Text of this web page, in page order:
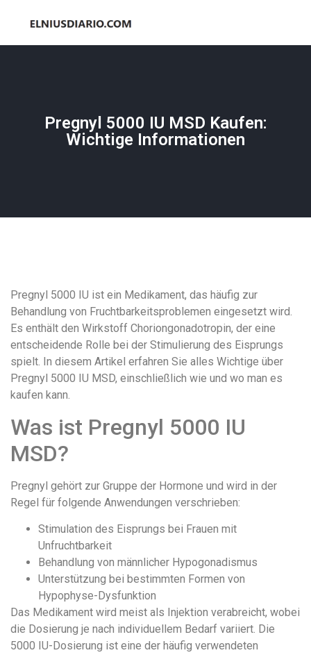
Pregnyl 5000 IU MSD Kaufen:
Wichtige Informationen
Pregnyl 5000 IU ist ein Medikament, das häufig zur
Behandlung von Fruchtbarkeitsproblemen eingesetzt wird.
Es enthält den Wirkstoff Choriongonadotropin, der eine
entscheidende Rolle bei der Stimulierung des Eisprungs
spielt. In diesem Artikel erfahren Sie alles Wichtige über
Pregnyl 5000 IU MSD, einschließlich wie und wo man es
kaufen kann.
Was ist Pregnyl 5000 IU
MSD?
Pregnyl gehört zur Gruppe der Hormone und wird in der
Regel für folgende Anwendungen verschrieben:
Stimulation des Eisprungs bei Frauen mit
Unfruchtbarkeit
Behandlung von männlicher Hypogonadismus
Unterstützung bei bestimmten Formen von
Hypophyse-Dysfunktion
Das Medikament wird meist als Injektion verabreicht, wobei
die Dosierung je nach individuellem Bedarf variiert. Die
5000 IU-Dosierung ist eine der häufig verwendeten